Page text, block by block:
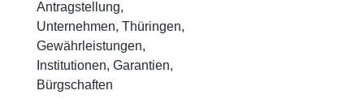
Antragstellung,
Unternehmen, Thüringen,
Gewährleistungen,
Institutionen, Garantien,
Bürgschaften